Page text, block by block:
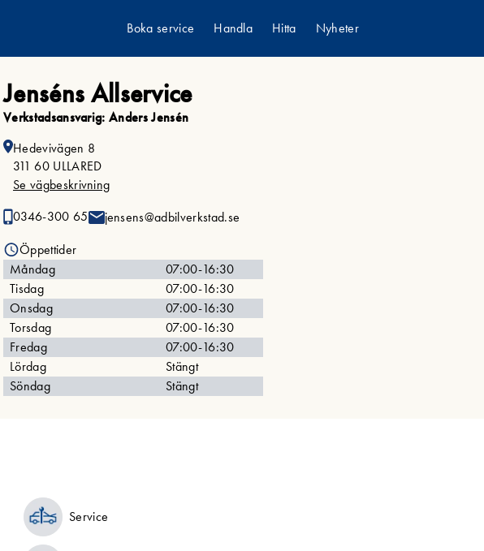
Boka service Handla Hitta Nyheter
Jenséns Allservice
Verkstadsansvarig: Anders Jensén
Hedevivägen 8
311 60 ULLARED
Se vägbeskrivning
0346-300 65
jensens@adbilverkstad.se
Öppettider
Måndag
07:00-16:30
Tisdag
07:00-16:30
Onsdag
07:00-16:30
Torsdag
07:00-16:30
Fredag
07:00-16:30
Lördag
Stängt
Söndag
Stängt
Service